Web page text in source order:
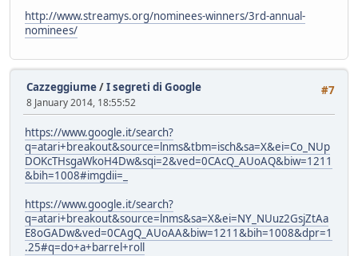
http://www.streamys.org/nominees-winners/3rd-annual-
nominees/
#7
Cazzeggiume/I segreti di Google
8 January 2014, 18:55:52
https://www.google.it/search?
q=atari+breakout&source=lnms&tbm=isch&sa=X&ei=Co_NUp
DOKcTHsgaWkoH4Dw&sqi=2&ved=0CAcQ_AUoAQ&biw=1211
&bih=1008#imgdii=_
https://www.google.it/search?
q=atari+breakout&source=lnms&sa=X&ei=NY_NUuz2GsjZtAa
E8oGADw&ved=0CAgQ_AUoAA&biw=1211&bih=1008&dpr=1
.25#q=do+a+barrel+roll